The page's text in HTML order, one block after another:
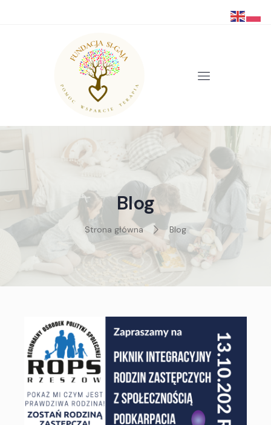
Blog
Strona główna Blog